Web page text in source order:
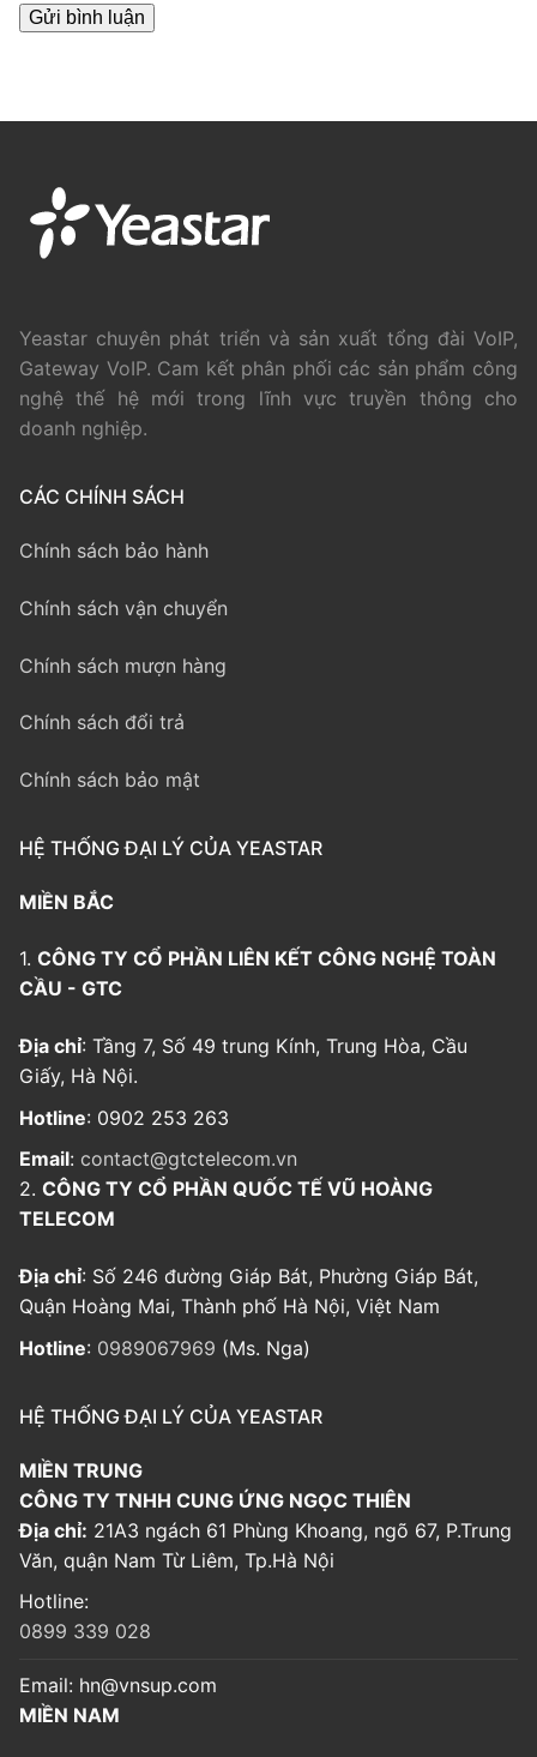
Yeastar chuyên phát triển và sản xuất tổng đài VoIP,
Gateway VoIP. Cam kết phân phối các sản phẩm công
nghệ thế hệ mới trong lĩnh vực truyền thông cho
doanh nghiệp.
CÁC CHÍNH SÁCH
Chính sách bảo hành
Chính sách vận chuyển
Chính sách mượn hàng
Chính sách đổi trả
Chính sách bảo mật
HỆ THỐNG ĐẠI LÝ CỦA YEASTAR
MIỀN BẮC
1. CÔNG TY CỔ PHẦN LIÊN KẾT CÔNG NGHỆ TOÀN
CẦU - GTC
Địa chỉ: Tầng 7, Số 49 trung Kính, Trung Hòa, Cầu
Giấy, Hà Nội.
Hotline: 0902 253 263
Email: contact@gtctelecom.vn
2. CÔNG TY CỔ PHẦN QUỐC TẾ VŨ HOÀNG
TELECOM
Địa chỉ: Số 246 đường Giáp Bát, Phường Giáp Bát,
Quận Hoàng Mai, Thành phố Hà Nội, Việt Nam
Hotline: 0989067969 (Ms. Nga)
HỆ THỐNG ĐẠI LÝ CỦA YEASTAR
MIỀN TRUNG
CÔNG TY TNHH CUNG ỨNG NGỌC THIÊN
Địa chỉ: 21A3 ngách 61 Phùng Khoang, ngõ 67, P.Trung
Văn, quận Nam Từ Liêm, Tp.Hà Nội
Hotline:
0899 339 028
Email: hn@vnsup.com
MIỀN NAM